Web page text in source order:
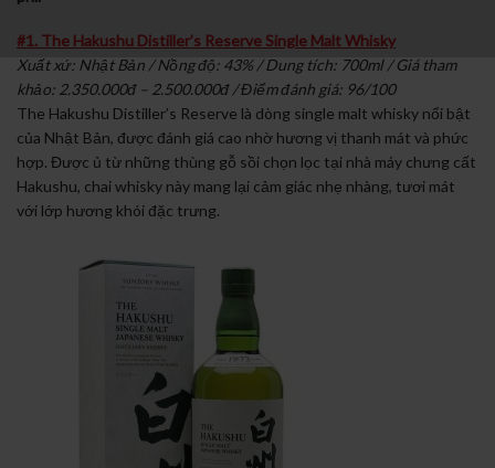
#1. The Hakushu Distiller’s Reserve Single Malt Whisky
Xuất xứ: Nhật Bản / Nồng độ: 43% / Dung tích: 700ml / Giá tham
khảo: 2.350.000đ – 2.500.000đ / Điểm đánh giá: 96/100
The Hakushu Distiller’s Reserve là dòng single malt whisky nổi bật
của Nhật Bản, được đánh giá cao nhờ hương vị thanh mát và phức
hợp. Được ủ từ những thùng gỗ sồi chọn lọc tại nhà máy chưng cất
Hakushu, chai whisky này mang lại cảm giác nhẹ nhàng, tươi mát
với lớp hương khói đặc trưng.